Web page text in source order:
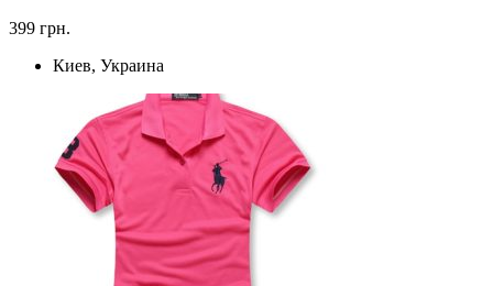
399 грн.
Киев, Украина